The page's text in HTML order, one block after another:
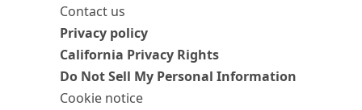
Contact us
Privacy policy
California Privacy Rights
Do Not Sell My Personal Information
Cookie notice